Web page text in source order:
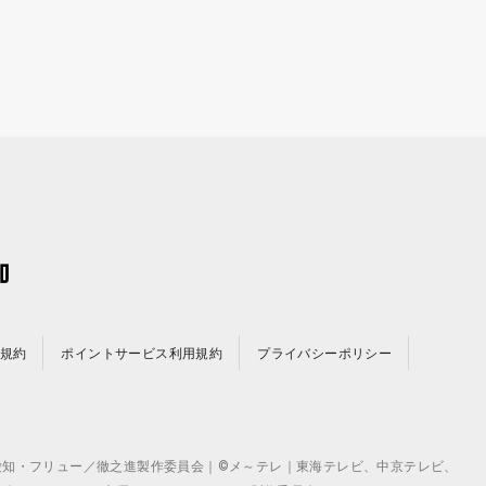
約 ポイントサービス利用規約 プライバシーポリシー
フリュー／徹之進製作委員会｜©メ～テレ｜東海テレビ、中京テレビ、